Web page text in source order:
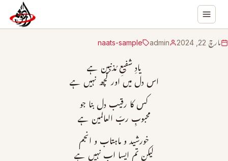
مارچ 22, 2024 admin
naats-sample
یادِ شفیعِ مُذنبین ہے
اس دل میں اور کچھ نہیں ہے
کس کا رقیب دل بنا جو
محبوبِ ربّ العالمین ہے
خورشید و ماہتاب و انجم
لیکن تم ایسا اب نہیں ہے